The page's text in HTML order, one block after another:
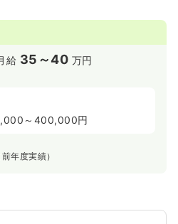
給 35～40 万円
～400,000円
年度実績）